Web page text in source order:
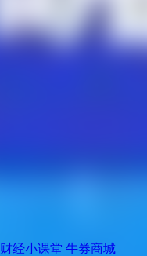
财经小课堂 牛券商城